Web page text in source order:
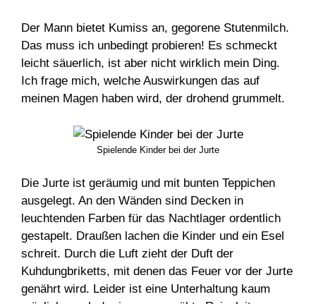
Der Mann bietet Kumiss an, gegorene Stutenmilch.
Das muss ich unbedingt probieren! Es schmeckt
leicht säuerlich, ist aber nicht wirklich mein Ding.
Ich frage mich, welche Auswirkungen das auf
meinen Magen haben wird, der drohend grummelt.
Spielende Kinder bei der Jurte
Die Jurte ist geräumig und mit bunten Teppichen
ausgelegt. An den Wänden sind Decken in
leuchtenden Farben für das Nachtlager ordentlich
gestapelt. Draußen lachen die Kinder und ein Esel
schreit. Durch die Luft zieht der Duft der
Kuhdungbriketts, mit denen das Feuer vor der Jurte
genährt wird. Leider ist eine Unterhaltung kaum